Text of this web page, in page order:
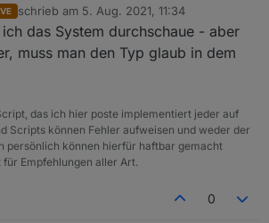
eine musterlösung für eine migration.
man die genau so in den adapter
sich nicht jeder eine eigene Funktion
Funktionssignatur wäre:
es eigentlich Object heißen?
schrieb am 5. Aug. 2021, 11:34
zuletzt editiert von
das System durchschaue - aber
muss man den Typ glaub in dem
das ich hier poste implementiert jeder auf
Scripts können Fehler aufweisen und weder der
persönlich können hierfür haftbar gemacht
Empfehlungen aller Art.
0